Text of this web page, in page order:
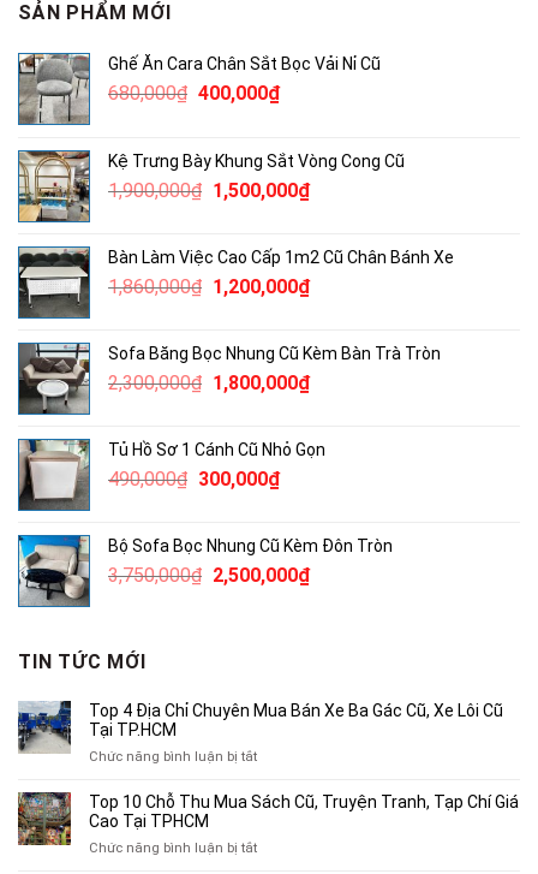
SẢN PHẨM MỚI
Ghế Ăn Cara Chân Sắt Bọc Vải Nỉ Cũ
680,000₫ Giá
680,000₫.
400,000₫Giá
là:
400,000₫.
Kệ Trưng Bày Khung Sắt Vòng Cong Cũ
1,900,000₫ Giá
1,900,000₫.
1,500,000₫Giá
là:
1,500,000₫.
Bàn Làm Việc Cao Cấp 1m2 Cũ Chân Bánh Xe
1,860,000₫ Giá
1,860,000₫.
1,200,000₫Giá
là:
1,200,000₫.
Sofa Băng Bọc Nhung Cũ Kèm Bàn Trà Tròn
2,300,000₫ Giá
2,300,000₫.
1,800,000₫Giá
là:
Tủ Hồ Sơ 1 Cánh Cũ Nhỏ Gọn
490,000₫ Giá
490,000₫.
300,000₫Giá
là:
300,000₫.
Bộ Sofa Bọc Nhung Cũ Kèm Đôn Tròn
3,750,000₫ Giá
2,500,000₫Giá
TIN TỨC MỚI
Top 4 Địa Chỉ Chuyên Mua Bán Xe Ba Gác Cũ, Xe Lôi Cũ
Tại TP.HCM
Chức năng bình luận bị tắtở
4
Top 10 Chỗ Thu Mua Sách Cũ, Truyện Tranh, Tạp Chí Giá
Cao Tại TPHCM
Chức năng bình luận bị tắtở